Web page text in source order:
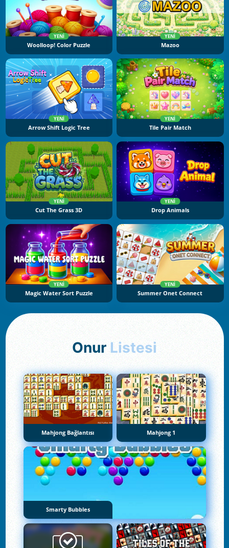
YENI
Woolloop! Color Puzzle
YENI
Mazoo
YENI
Arrow Shift Logic Tree
YENI
Tile Pair Match
YENI
Cut The Grass 3D
YENI
Drop Animals
YENI
Magic Water Sort Puzzle
YENI
Summer Onet Connect
Onur Listesi
Mahjong Bağlantısı Mahjong 1
Smarty Bubbles